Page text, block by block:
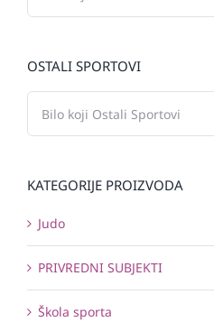
OSTALI SPORTOVI
KATEGORIJE PROIZVODA
Judo
PRIVREDNI SUBJEKTI
Škola sporta